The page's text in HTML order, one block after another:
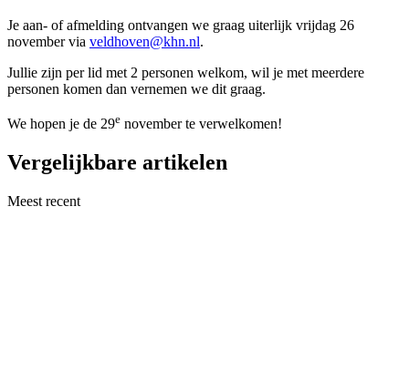
Je aan- of afmelding ontvangen we graag uiterlijk vrijdag 26
november via veldhoven@khn.nl.
Jullie zijn per lid met 2 personen welkom, wil je met meerdere
personen komen dan vernemen we dit graag.
We hopen je de 29e november te verwelkomen!
Vergelijkbare artikelen
Meest recent